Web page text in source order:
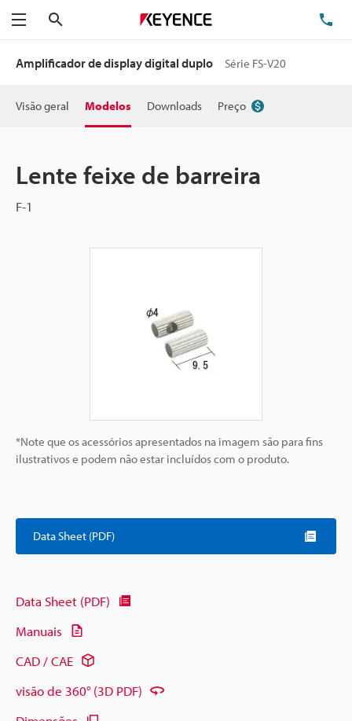
Menu
Amplificador de display digital duplo Série FS-V20
Visão geral Modelos Downloads Preço
Lente feixe de barreira
F-1
*Note que os acessórios apresentados na imagem são para fins
ilustrativos e podem não estar incluídos com o produto.
Data Sheet (PDF)
Data Sheet (PDF)
Manuais
CAD / CAE
visão de 360° (3D PDF)